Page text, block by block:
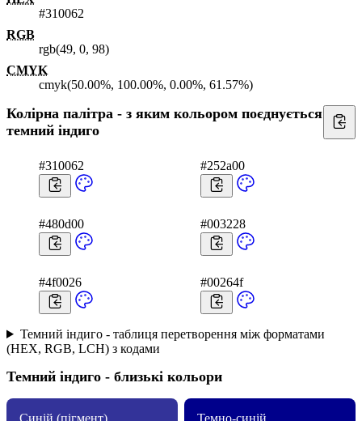
#310062
RGB
rgb(49, 0, 98)
CMYK
cmyk(50.00%, 100.00%, 0.00%, 61.57%)
Колірна палітра - з яким кольором поєднується
темний індиго
#310062 #252a00
#480d00 #003228
#4f0026 #00264f
Темний індиго - таблиця перетворення між форматами
(HEX, RGB, LCH) з кодами
Темний індиго - близькі кольори
Синій (пігмент) Темно-синій